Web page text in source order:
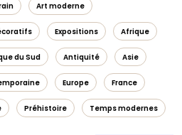
Art moderne
Expositions Afrique
du Sud Antiquité Asie
Europe France
Préhistoire Temps modernes